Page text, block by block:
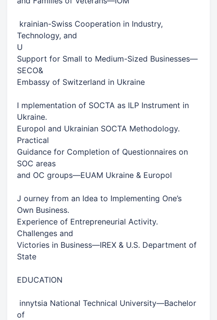
​ krainian-Swiss Cooperation in Industry,
Technology, and​
U
​Support for Small to Medium-Sized Businesses​​—​​
SECO​​&​
​Embassy of Switzerland in Ukraine​
I​ mplementation of SOCTA as ILP Instrument in
Ukraine.​
​Europol and Ukrainian SOCTA Methodology.
Practical​
​Guidance for Completion of Questionnaires on
SOC areas​
​and OC groups​​—​​EUAM Ukraine & Europol​
J​ ourney from an Idea to Implementing One’s
Own Business.​
​Experience of Entrepreneurial Activity.
Challenges and​
​Victories in Business​​—​​IREX & U.S. Department of​​
State​
​EDUCATION​
​ innytsia National Technical University​​—​​Bachelor​​
of​